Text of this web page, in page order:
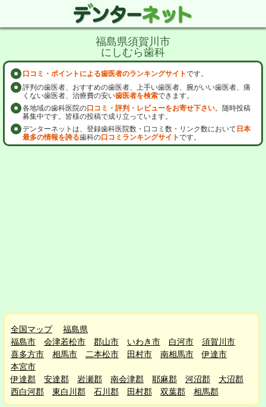
福島県須賀川市
にしむら歯科
口コミ・ポイントによる歯医者のランキングサイトです。
評判の歯医者、おすすめの歯医者、上手い歯医者、腕がいい歯医者、痛
くない歯医者、治療費の安い歯医者を検索できます。
各地域の歯科医院の口コミ・評判・レビューをお寄せ下さい。随時投稿
募集中です。皆様の投稿で成り立っています。
デンターネットは、登録歯科医院数・口コミ数・リンク数において 日本
最多の情報を誇る歯科の口コミランキングサイトです。
全国マップ
福島県
福島市
会津若松市 郡山市 いわき市 白河市
須賀川市
喜多方市
相馬市 二本松市 田村市 南相馬市
伊達市
本宮市
伊達郡
安達郡 岩瀬郡 南会津郡 耶麻郡 河沼郡
大沼郡
西白河郡
東白川郡 石川郡 田村郡 双葉郡 相馬郡